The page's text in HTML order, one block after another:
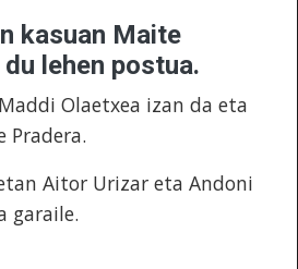
kasuan Maite
lehen postua.
Olaetxea izan da eta
Pradera.
Aitor Urizar eta Andoni
garaile.